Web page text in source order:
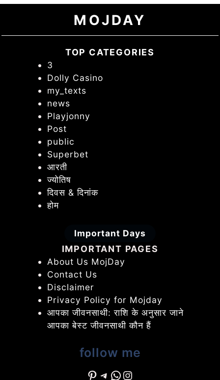
MOJDAY
TOP CATEGORIES
3
Dolly Casino
my_texts
news
Playjonny
Post
public
Superbet
आरती
ज्योतिष
दिवस & दिनांक
होम
Important Days
IMPORTANT PAGES
About Us MojDay
Contact Us
Disclaimer
Privacy Policy for Mojday
आपका जीवनसाथी: राशि के अनुसार जाने
आपका बेस्ट जीवनसाथी कौन हैं
follow me
Pinterest
Telegram
WhatsApp
Instagram